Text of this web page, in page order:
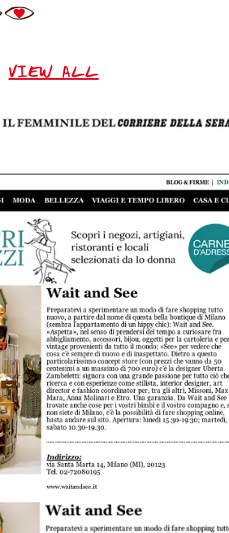
VIEW ALL